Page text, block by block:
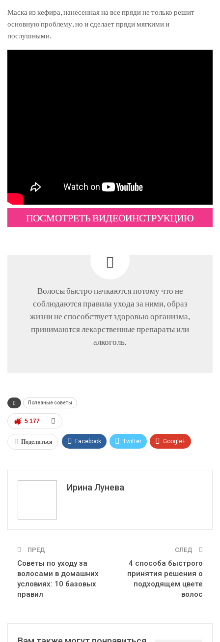
Маска из кефира, нанесенная на все пряди не только решит
основную проблему, но и сделает пряди мягкими и
послушными.
ПОСМОТРЕТЬ ВИДЕОИНСТРУКЦИЮ
Волосы быстро пачкаются потому что не
соблюдаются правила ухода за ними, образ
жизни не способствует здоровью организма,
принимаются лекарственные препараты или
алкоголь.
Полезные советы
5 177
Поделиться Facebook Twitter Google+
Ирина Лунева
ПРЕД
Советы по уходу за
волосами в домашних
условиях: 10 базовых
правил
СЛЕД
4 способа быстрого
принятия решения о
подходящем цвете
волос